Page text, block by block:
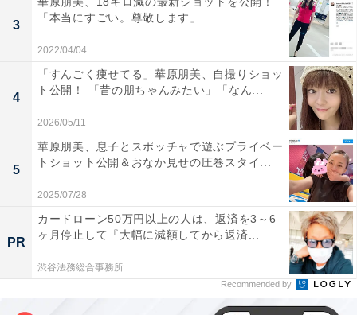
3
「本当にすごい。尊敬します」
2022/04/04
4
「すんごく痩せてる」華原朋美、自撮りショッ
ト公開！ 「昔の朋ちゃんみたい」「なん...
2026/05/11
5
華原朋美、息子とスポッチャで遊ぶプライベー
トショット公開＆おなか見せの圧巻スタイ...
2025/07/28
PR
カードローン50万円以上の人は、返済を3～6
ヶ月停止して『大幅に減額してから返済...
渋谷法務総合事務所
Recommended by